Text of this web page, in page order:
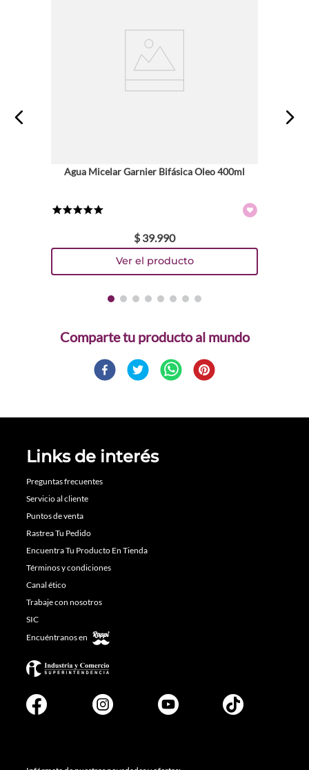
Agua Micelar Garnier Bifásica Oleo 400ml
$ 39.990
Comparte
Links de interés
Preguntas frecuentes
Servicio al cliente
Puntos de venta
Rastrea Tu Pedido
Encuentra Tu Producto En Tienda
Términos y condiciones
Canal ético
Trabaje con nosotros
SIC
Encuéntranos en